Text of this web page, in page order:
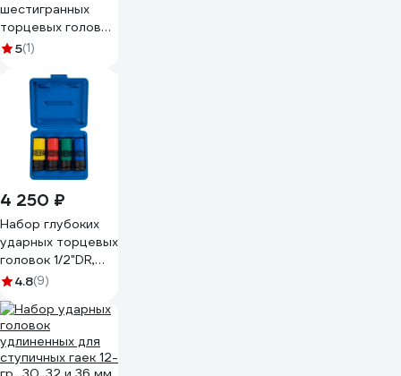
шестигранных
торцевых головок
3 предмета, 17-21
1113009003
5(1)
4 250 ₽
Набор глубоких
ударных торцевых
головок 1/2"DR,
шестигранные, 17-
TONY 44904MP02
4.8(9)